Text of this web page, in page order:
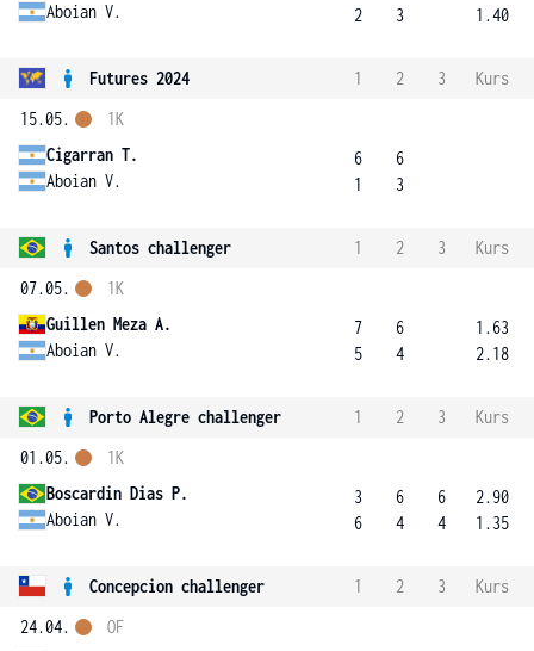
Aboian V.
2
3
1.40
Futures 2024 1 2 3
Kurs
15.05.
Cigarran T.
Aboian V.
1K
6
1
6
3
Santos challenger 1 2 3
Kurs
07.05.
Guillen Meza A.
Aboian V.
1K
7
5
6
4
1.63
2.18
Porto Alegre challenger 1 2 3
Kurs
01.05.
Boscardin Dias P.
Aboian V.
1K
3
6
6
4
6
4
2.90
1.35
Concepcion challenger 1 2 3
Kurs
24.04.
OF